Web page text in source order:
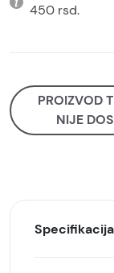
450 rsd.
PROIZVOD
NIJE
Specifikacija